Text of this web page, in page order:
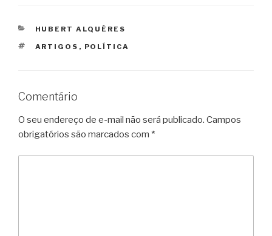
CATEGORIAS
HUBERT ALQUÉRES
TAGS
ARTIGOS , POLÍTICA
Comentário
O seu endereço de e-mail não será publicado. Campos
obrigatórios são marcados com *